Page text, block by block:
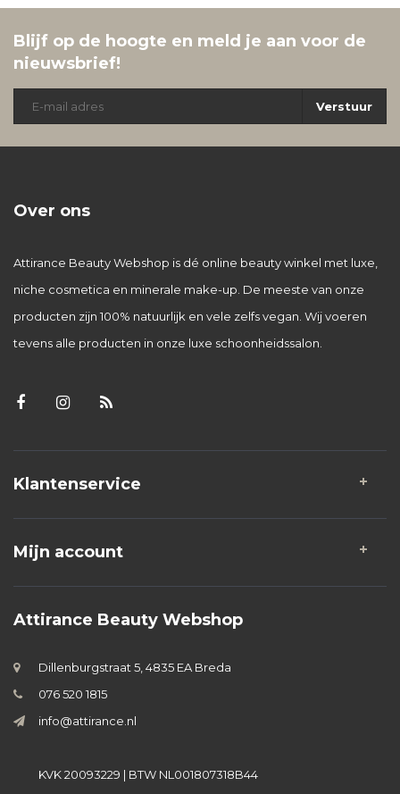
Blijf op de hoogte en meld je aan voor de
nieuwsbrief!
Verstuur
Over ons
Attirance Beauty Webshop is dé online beauty winkel met luxe,
niche cosmetica en minerale make-up. De meeste van onze
producten zijn 100% natuurlijk en vele zelfs vegan. Wij voeren
tevens alle producten in onze luxe schoonheidssalon.
Klantenservice
Mijn account
Attirance Beauty Webshop
Dillenburgstraat 5, 4835 EA Breda
076 520 1815
info@attirance.nl
KVK 20093229 | BTW NL001807318B44